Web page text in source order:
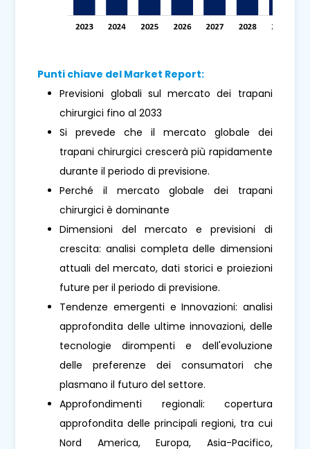
Punti chiave del Market Report:
Previsioni globali sul mercato dei trapani
chirurgici fino al 2033
Si prevede che il mercato globale dei
trapani chirurgici crescerà più rapidamente
durante il periodo di previsione.
Perché il mercato globale dei trapani
chirurgici è dominante
Dimensioni del mercato e previsioni di
crescita: analisi completa delle dimensioni
attuali del mercato, dati storici e proiezioni
future per il periodo di previsione.
Tendenze emergenti e Innovazioni: analisi
approfondita delle ultime innovazioni, delle
tecnologie dirompenti e dell'evoluzione
delle preferenze dei consumatori che
plasmano il futuro del settore.
Approfondimenti regionali: copertura
approfondita delle principali regioni, tra cui
Nord America, Europa, Asia-Pacifico,